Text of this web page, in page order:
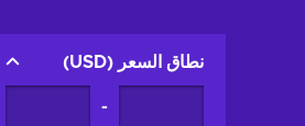
نطاق السعر (
USD
)
-